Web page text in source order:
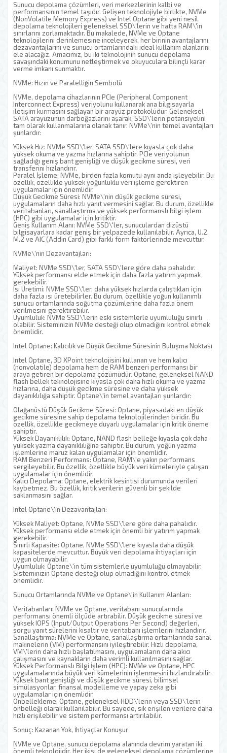
Sunucu depolama çözümleri, veri merkezlerinin kalbi ve
performansının temel taşıdır. Gelişen teknolojiyle birlikte, NVMe
(NonVolatile Memory Express) ve Intel Optane gibi yeni nesil
depolama teknolojileri geleneksel SSD\'lerin ve hatta RAM\'in
sınırlarını zorlamaktadır. Bu makalede, NVMe ve Optane
teknolojilerini derinlemesine inceleyerek, her birinin avantajlarını,
dezavantajlarını ve sunucu ortamlarındaki ideal kullanım alanlarını
ele alacağız. Amacımız, bu iki teknolojinin sunucu depolama
savaşındaki konumunu netleştirmek ve okuyuculara bilinçli karar
verme imkanı sunmaktır.
NVMe: Hızın ve Paralelliğin Sembolü
NVMe, depolama cihazlarının PCIe (Peripheral Component
Interconnect Express) veriyolunu kullanarak ana bilgisayarla
iletişim kurmasını sağlayan bir arayüz protokolüdür. Geleneksel
SATA arayüzünün darboğazlarını aşarak, SSD\'lerin potansiyelini
tam olarak kullanmalarına olanak tanır. NVMe\'nin temel avantajları
şunlardır:
Yüksek Hız: NVMe SSD\'ler, SATA SSD\'lere kıyasla çok daha
yüksek okuma ve yazma hızlarına sahiptir. PCIe veriyolunun
sağladığı geniş bant genişliği ve düşük gecikme süresi, veri
transferini hızlandırır.
Paralel İşleme: NVMe, birden fazla komutu aynı anda işleyebilir. Bu
özellik, özellikle yüksek yoğunluklu veri işleme gerektiren
uygulamalar için önemlidir.
Düşük Gecikme Süresi: NVMe\'nin düşük gecikme süresi,
uygulamaların daha hızlı yanıt vermesini sağlar. Bu durum, özellikle
veritabanları, sanallaştırma ve yüksek performanslı bilgi işlem
(HPC) gibi uygulamalar için kritiktir.
Geniş Kullanım Alanı: NVMe SSD\'ler, sunuculardan dizüstü
bilgisayarlara kadar geniş bir yelpazede kullanılabilir. Ayrıca, U.2,
M.2 ve AIC (Addin Card) gibi farklı form faktörlerinde mevcuttur.
NVMe\'nin Dezavantajları:
Maliyet: NVMe SSD\'ler, SATA SSD\'lere göre daha pahalıdır.
Yüksek performansı elde etmek için daha fazla yatırım yapmak
gerekebilir.
Isı Üretimi: NVMe SSD\'ler, daha yüksek hızlarda çalıştıkları için
daha fazla ısı üretebilirler. Bu durum, özellikle yoğun kullanımlı
sunucu ortamlarında soğutma çözümlerine daha fazla önem
verilmesini gerektirebilir.
Uyumluluk: NVMe SSD\'lerin eski sistemlerle uyumluluğu sınırlı
olabilir. Sisteminizin NVMe desteği olup olmadığını kontrol etmek
önemlidir.
Intel Optane: Kalıcılık ve Düşük Gecikme Süresinin Buluşma Noktası
Intel Optane, 3D XPoint teknolojisini kullanan ve hem kalıcı
(nonvolatile) depolama hem de RAM benzeri performansı bir
araya getiren bir depolama çözümüdür. Optane, geleneksel NAND
flash bellek teknolojisine kıyasla çok daha hızlı okuma ve yazma
hızlarına, daha düşük gecikme süresine ve daha yüksek
dayanıklılığa sahiptir. Optane\'in temel avantajları şunlardır:
Olağanüstü Düşük Gecikme Süresi: Optane, piyasadaki en düşük
gecikme süresine sahip depolama teknolojilerinden biridir. Bu
özellik, özellikle gecikmeye duyarlı uygulamalar için kritik öneme
sahiptir.
Yüksek Dayanıklılık: Optane, NAND flash belleğe kıyasla çok daha
yüksek yazma dayanıklılığına sahiptir. Bu durum, yoğun yazma
işlemlerine maruz kalan uygulamalar için önemlidir.
RAM Benzeri Performans: Optane, RAM\'e yakın performans
sergileyebilir. Bu özellik, özellikle büyük veri kümeleriyle çalışan
uygulamalar için önemlidir.
Kalıcı Depolama: Optane, elektrik kesintisi durumunda verileri
kaybetmez. Bu özellik, kritik verilerin güvenli bir şekilde
saklanmasını sağlar.
Intel Optane\'in Dezavantajları:
Yüksek Maliyet: Optane, NVMe SSD\'lere göre daha pahalıdır.
Yüksek performansı elde etmek için önemli bir yatırım yapmak
gerekebilir.
Sınırlı Kapasite: Optane, NVMe SSD\'lere kıyasla daha düşük
kapasitelerde mevcuttur. Büyük veri depolama ihtiyaçları için
uygun olmayabilir.
Uyumluluk: Optane\'in tüm sistemlerle uyumluluğu olmayabilir.
Sisteminizin Optane desteği olup olmadığını kontrol etmek
önemlidir.
Sunucu Ortamlarında NVMe ve Optane\'in Kullanım Alanları:
Veritabanları: NVMe ve Optane, veritabanı sunucularında
performansı önemli ölçüde artırabilir. Düşük gecikme süresi ve
yüksek IOPS (Input/Output Operations Per Second) değerleri,
sorgu yanıt sürelerini kısaltır ve veritabanı işlemlerini hızlandırır.
Sanallaştırma: NVMe ve Optane, sanallaştırma ortamlarında sanal
makinelerin (VM) performansını iyileştirebilir. Hızlı depolama,
VM\'lerin daha hızlı başlatılmasını, uygulamaların daha akıcı
çalışmasını ve kaynakların daha verimli kullanılmasını sağlar.
Yüksek Performanslı Bilgi İşlem (HPC): NVMe ve Optane, HPC
uygulamalarında büyük veri kümelerinin işlenmesini hızlandırabilir.
Yüksek bant genişliği ve düşük gecikme süresi, bilimsel
simülasyonlar, finansal modelleme ve yapay zeka gibi
uygulamalar için önemlidir.
Önbellekleme: Optane, geleneksel HDD\'lerin veya SSD\'lerin
önbelleği olarak kullanılabilir. Bu sayede, sık erişilen verilere daha
hızlı erişilebilir ve sistem performansı artırılabilir.
Sonuç: Kazanan Yok, İhtiyaçlar Konuşur
NVMe ve Optane, sunucu depolama alanında devrim yaratan iki
önemli teknolojidir. Her ikisi de geleneksel depolama çözümlerine